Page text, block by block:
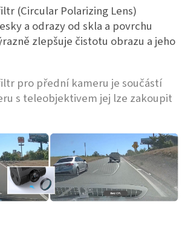
(Circular Polarizing Lens)
a odrazy od skla a povrchu
zlepšuje čistotu obrazu a jeho
pro přední kameru je součástí
s teleobjektivem jej lze zakoupit